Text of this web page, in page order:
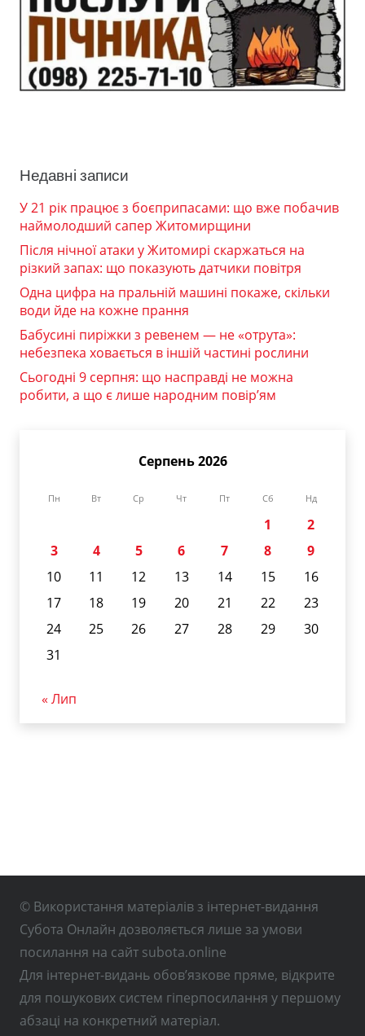
Недавні записи
У 21 рік працює з боєприпасами: що вже побачив
наймолодший сапер Житомирщини
Після нічної атаки у Житомирі скаржаться на
різкий запах: що показують датчики повітря
Одна цифра на пральній машині покаже, скільки
води йде на кожне прання
Бабусині пиріжки з ревенем — не «отрута»:
небезпека ховається в іншій частині рослини
Сьогодні 9 серпня: що насправді не можна
робити, а що є лише народним повір’ям
Серпень 2026
Пн Вт Ср Чт Пт Сб Нд
1
2
3
4 5 6 7 8
9
10
11 12 13 14 15
16
17
18 19 20 21 22
23
24
25 26 27 28 29
30
31
« Лип
© Використання матеріалів з інтернет-видання
Субота Онлайн дозволяється лише за умови
посилання на сайт subota.online
Для інтернет-видань обов’язкове пряме, відкрите
для пошукових систем гіперпосилання у першому
абзаці на конкретний матеріал.